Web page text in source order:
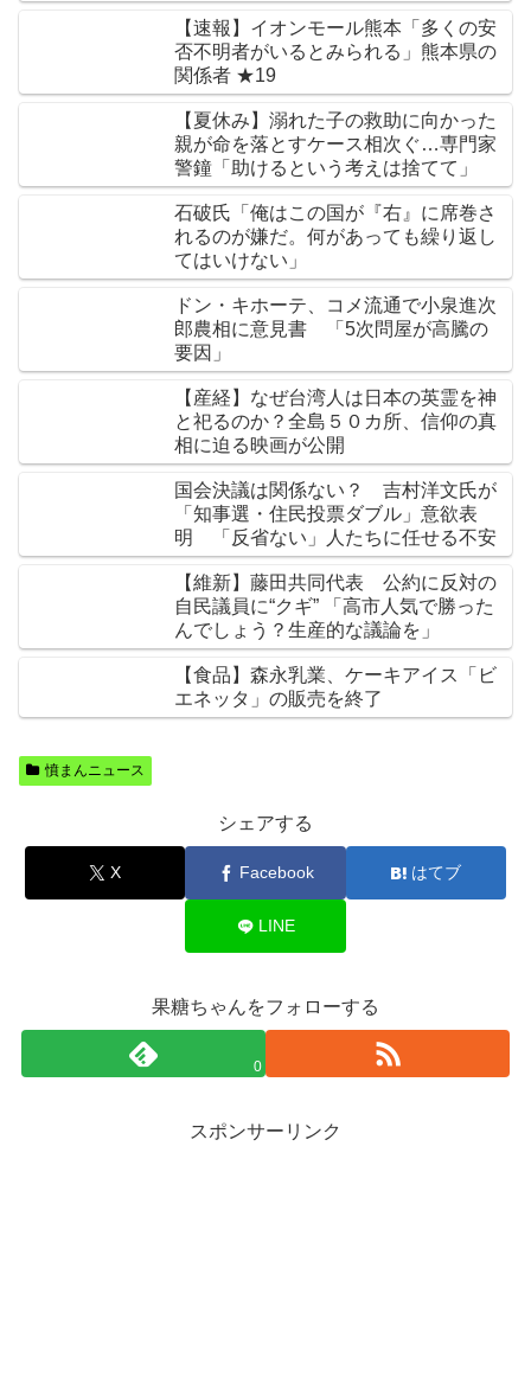
【速報】イオンモール熊本「多くの安
否不明者がいるとみられる」熊本県の
関係者 ★19
【夏休み】溺れた子の救助に向かった
親が命を落とすケース相次ぐ…専門家
警鐘「助けるという考えは捨てて」
石破氏「俺はこの国が『右』に席巻さ
れるのが嫌だ。何があっても繰り返し
てはいけない」
ドン・キホーテ、コメ流通で小泉進次
郎農相に意見書 「5次問屋が高騰の
要因」
【産経】なぜ台湾人は日本の英霊を神
と祀るのか？全島５０カ所、信仰の真
相に迫る映画が公開
国会決議は関係ない？ 吉村洋文氏が
「知事選・住民投票ダブル」意欲表
明 「反省ない」人たちに任せる不安
【維新】藤田共同代表 公約に反対の
自民議員に“クギ” 「高市人気で勝った
んでしょう？生産的な議論を」
【食品】森永乳業、ケーキアイス「ビ
エネッタ」の販売を終了
憤まんニュース
シェアする
X Facebook はてブ
LINE
果糖ちゃんをフォローする
0
スポンサーリンク